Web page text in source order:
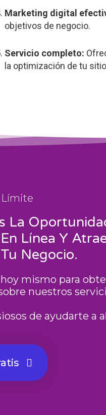
Marketing digital
objetivos de negocio.
Servicio completo:
la optimización de tu
Límite
La
Línea Y
Negocio.
mismo para
nuestros
de ayudarte a